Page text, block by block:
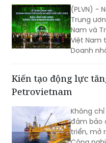
Nam và
Việt Nam
Doanh
2026.
Kiến tạo động lực
Không
đảm bảo
triển, mở
Công
Việt Nam
nghĩa